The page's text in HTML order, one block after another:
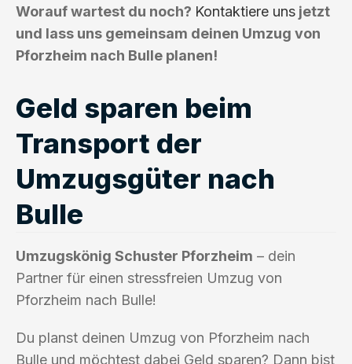
Worauf wartest du noch? Kontaktiere uns jetzt
und lass uns gemeinsam deinen Umzug von
Pforzheim nach Bulle planen!
Geld sparen beim
Transport der
Umzugsgüter nach
Bulle
Umzugskönig Schuster Pforzheim – dein
Partner für einen stressfreien Umzug von
Pforzheim nach Bulle!
Du planst deinen Umzug von Pforzheim nach
Bulle und möchtest dabei Geld sparen? Dann bist